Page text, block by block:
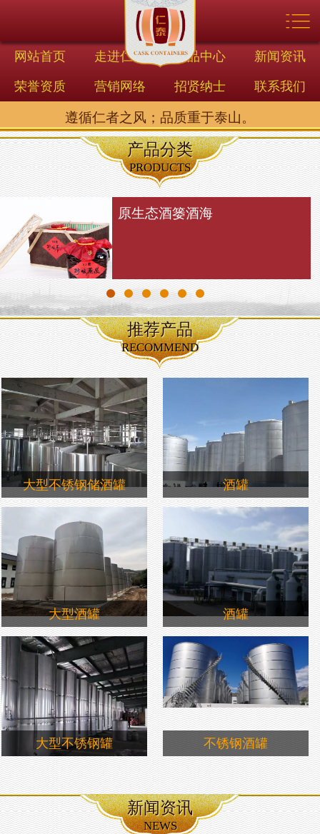
走进仁泰
产品中心
新闻资讯
荣誉资质
营销网络
在线留言

网站首页 走进仁泰 产品中心 新闻资讯
荣誉资质 营销网络 招贤纳士 联系我们
遵循仁者之风；品质重于泰山。
产品分类
PRODUCTS
原生态酒篓酒海
推荐产品
RECOMMEND
大型不锈钢储酒罐 酒罐
大型酒罐 酒罐
大型不锈钢罐 不锈钢酒罐
新闻资讯
NEWS